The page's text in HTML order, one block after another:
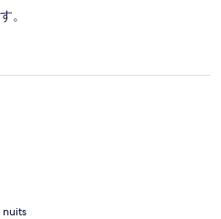
。
nuits